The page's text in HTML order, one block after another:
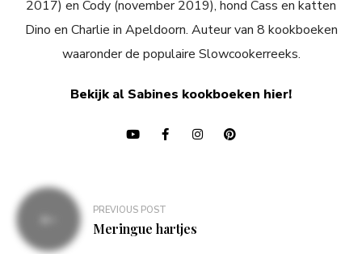
2017) en Cody (november 2019), hond Cass en katten
Dino en Charlie in Apeldoorn. Auteur van 8 kookboeken
waaronder de populaire Slowcookerreeks.
Bekijk al Sabines kookboeken hier!
Bericht
navigatie
PREVIOUS POST
Meringue hartjes